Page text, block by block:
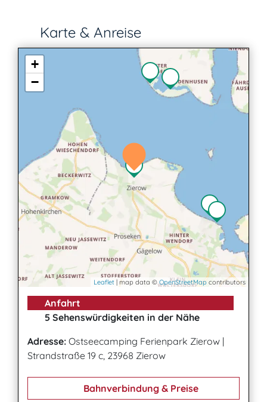
Karte & Anreise
+
−
Leaflet | map data ©OpenStreetMap contributors
Anfahrt
5 Sehenswürdigkeiten in der Nähe
Adresse: Ostseecamping Ferienpark Zierow |
Strandstraße 19 c, 23968 Zierow
Bahnverbindung & Preise